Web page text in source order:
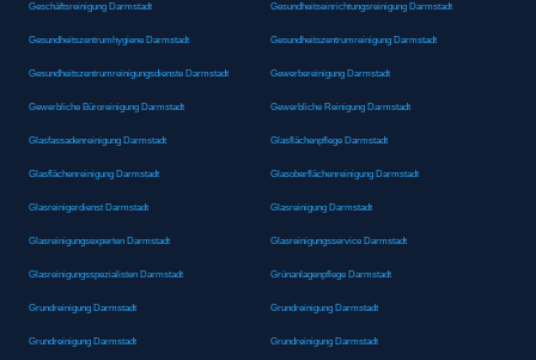
Geschäftsreinigung Darmstadt Gesundheitseinrichtungsreinigung Darmstadt
Gesundheitszentrumhygiene Darmstadt Gesundheitszentrumreinigung Darmstadt
Gesundheitszentrumreinigungsdienste Darmstadt Gewerbereinigung Darmstadt
Gewerbliche Büroreinigung Darmstadt Gewerbliche Reinigung Darmstadt
Glasfassadenreinigung Darmstadt Glasflächenpflege Darmstadt
Glasflächenreinigung Darmstadt Glasoberflächenreinigung Darmstadt
Glasreinigerdienst Darmstadt Glasreinigung Darmstadt
Glasreinigungsexperten Darmstadt Glasreinigungsservice Darmstadt
Glasreinigungsspezialisten Darmstadt Grünanlagenpflege Darmstadt
Grundreinigung Darmstadt Grundreinigung Darmstadt
Grundreinigung Darmstadt Grundreinigung Darmstadt